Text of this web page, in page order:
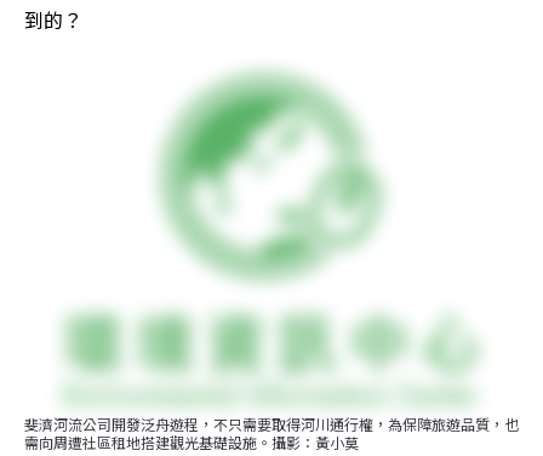
到的？
斐濟河流公司開發泛舟遊程，不只需要取得河川通行權，為保障旅遊品質，也
需向周遭社區租地搭建觀光基礎設施。攝影：黃小莫